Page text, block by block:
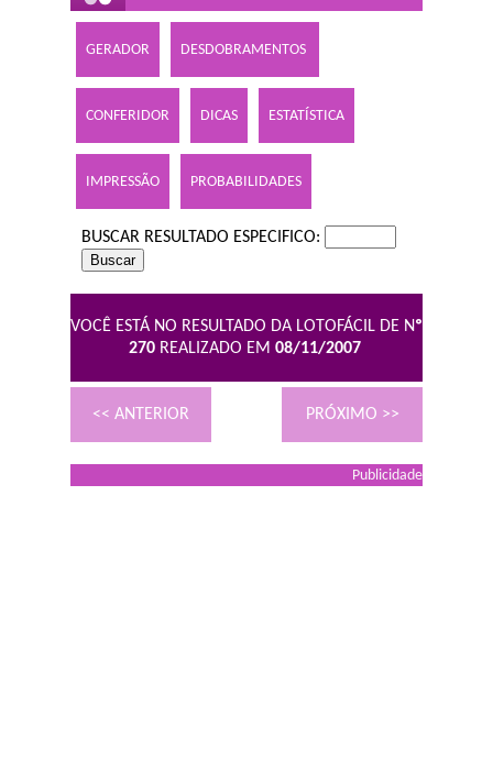
GERADOR DESDOBRAMENTOS
CONFERIDOR DICAS ESTATÍSTICA
IMPRESSÃO PROBABILIDADES
BUSCAR RESULTADO ESPECIFICO:
VOCÊ ESTÁ NO RESULTADO DA LOTOFÁCIL DE Nº
270 REALIZADO EM 08/11/2007
<< ANTERIOR PRÓXIMO >>
Publicidade